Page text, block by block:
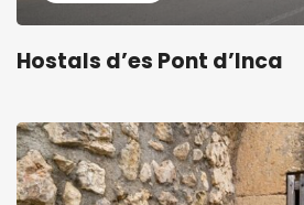
Hostals d’es Pont d’Inca